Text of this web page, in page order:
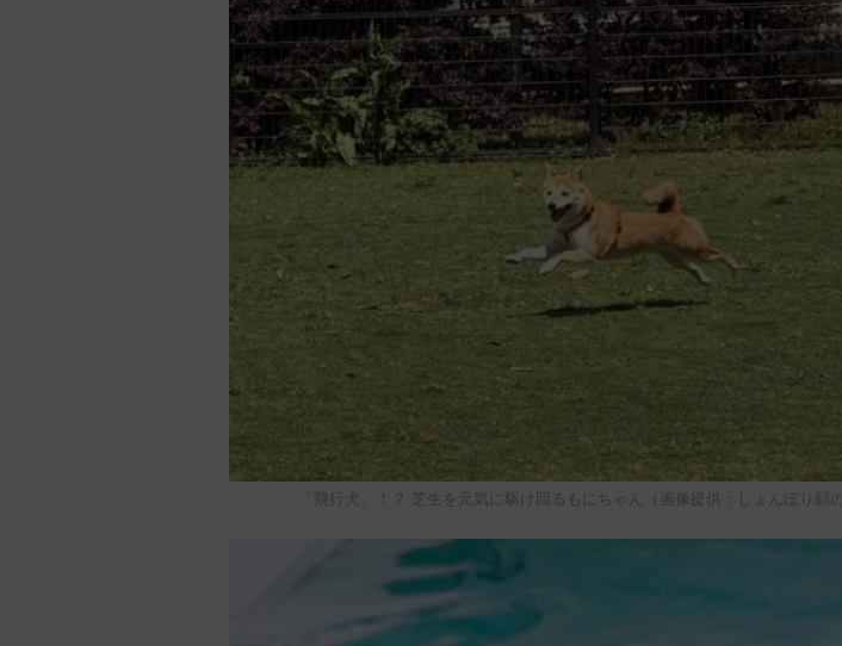
「飛行犬」！？ 芝生を元気に駆け回るもにちゃん（画像提供：しょんぼり顔